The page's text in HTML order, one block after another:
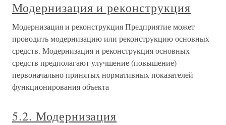
Модернизация и реконструкция
Модернизация и реконструкция Предприятие может
проводить модернизацию или реконструкцию основных
средств. Модернизация и реконструкция основных
средств предполагают улучшение (повышение)
первоначально принятых нормативных показателей
функционирования объекта
5.2. Модернизация